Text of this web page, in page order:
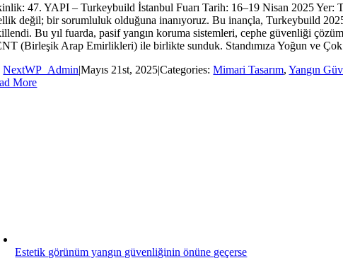
47. YAPI – Turkeybuild İstanbul Fuarı Tarih: 16–19 Nisan 2025
değil; bir sorumluluk olduğuna inanıyoruz. Bu inançla, Turkeybuild
Bu yıl fuarda, pasif yangın koruma sistemleri, cephe güvenliği
(Birleşik Arap Emirlikleri) ile birlikte sunduk. Standımıza Yoğun ve
NextWP_Admin|Mayıs 21st, 2025|Categories:Mimari Tasarım,Yangın
More
Estetik görünüm yangın güvenliğinin önüne geçerse